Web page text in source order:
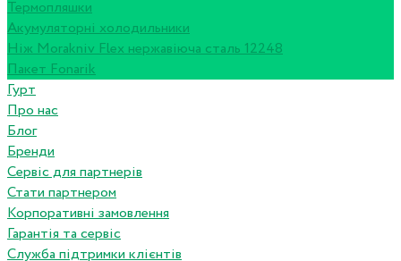
Термопляшки
Акумуляторні холодильники
Ніж Morakniv Flex нержавіюча сталь 12248
Пакет Fonarik
Гурт
Про нас
Блог
Бренди
Сервіс для партнерів
Стати партнером
Корпоративні замовлення
Гарантія та сервіс
Служба підтримки клієнтів